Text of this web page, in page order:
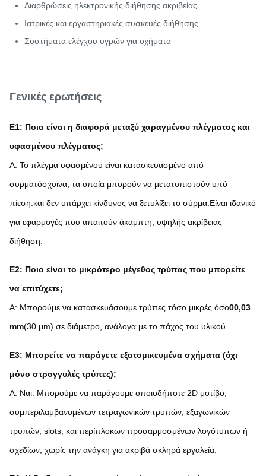
Διαρθρώσεις ηλεκτρονικής διήθησης ακριβείας
Ιατρικές και εργαστηριακές συσκευές διήθησης
Συστήματα ελέγχου υγρών για οχήματα
Γενικές ερωτήσεις
Ε1: Ποια είναι η διαφορά μεταξύ χαραγμένου πλέγματος και
υφασμένου πλέγματος;
Α: Το πλέγμα υφασμένου είναι κατασκευασμένο από
συρματόσχοινα, τα οποία μπορούν να μετατοπιστούν υπό
πίεση.και δεν υπάρχει κίνδυνος να ξετυλίξει το σύρμα.Είναι ιδανικό
για εφαρμογές που απαιτούν άκαμπτη, υψηλής ακρίβειας
διήθηση.
Ε2: Ποιο είναι το μικρότερο μέγεθος τρύπας που μπορείτε
να επιτύχετε;
Α: Μπορούμε να κατασκευάσουμε τρύπες τόσο μικρές όσο00,03
mm(30 μm) σε διάμετρο, ανάλογα με το πάχος του υλικού.
Ε3: Μπορείτε να παράγετε εξατομικευμένα σχήματα (όχι
μόνο στρογγυλές τρύπες);
Α: Ναι. Μπορούμε να παράγουμε οποιοδήποτε 2D μοτίβο,
συμπεριλαμβανομένων τετραγωνικών τρυπών, εξαγωνικών
τρυπών, slots, και περίπλοκων προσαρμοσμένων λογότυπων ή
σχεδίων, χωρίς την ανάγκη για ακριβά σκληρά εργαλεία.